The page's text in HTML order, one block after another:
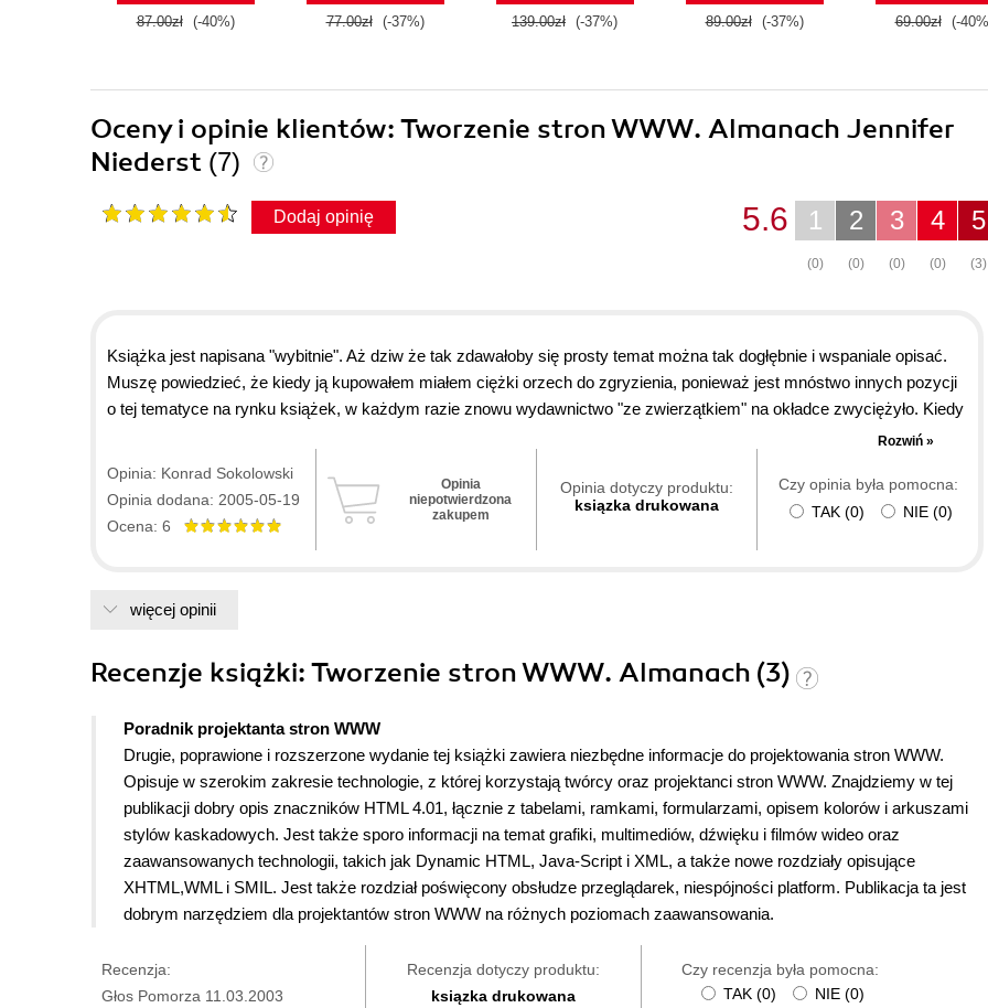
87.00zł (-40%) 77.00zł (-37%) 139.00zł (-37%) 89.00zł (-37%) 69.00zł (-
Oceny i opinie klientów: Tworzenie stron WWW. Almanach Jennifer
Niederst (7)
Dodaj opinię 5
(3)
4
(0)
3
(0)
2
(0)
1
(0)
5.6
Książka jest napisana "wybitnie". Aż dziw że tak zdawałoby się prosty temat można tak dogłębnie i wspaniale opisać.
Muszę powiedzieć, że kiedy ją kupowałem miałem ciężki orzech do zgryzienia, ponieważ jest mnóstwo innych pozycji
o tej tematyce na rynku książek, w każdym razie znowu wydawnictwo "ze zwierzątkiem" na okładce zwyciężyło. Kiedy
projektujesz strony możesz w każdej chwili po nią sięgnąć, otworzyć odpowiedni rozdział i dostaniesz odpowiedź na
polecam.
Rozwiń »
Opinia: Konrad Sokolowski
Opinia dodana: 2005-05-19
Ocena: 6
Opinia
niepotwierdzona
zakupem
Opinia dotyczy produktu:
ksiązka drukowana
Czy opinia była pomocna:
TAK (0) NIE (0)
więcej opinii
Recenzje książki: Tworzenie stron WWW. Almanach (3)
Poradnik projektanta stron WWW
Drugie, poprawione i rozszerzone wydanie tej książki zawiera niezbędne informacje do projektowania stron WWW.
Opisuje w szerokim zakresie technologie, z której korzystają twórcy oraz projektanci stron WWW. Znajdziemy w tej
publikacji dobry opis znaczników HTML 4.01, łącznie z tabelami, ramkami, formularzami, opisem kolorów i arkuszami
stylów kaskadowych. Jest także sporo informacji na temat grafiki, multimediów, dźwięku i filmów wideo oraz
zaawansowanych technologii, takich jak Dynamic HTML, Java-Script i XML, a także nowe rozdziały opisujące
XHTML,WML i SMIL. Jest także rozdział poświęcony obsłudze przeglądarek, niespójności platform. Publikacja ta jest
dobrym narzędziem dla projektantów stron WWW na różnych poziomach zaawansowania.
Recenzja:
Głos Pomorza 11.03.2003
Recenzja dotyczy produktu:
ksiązka drukowana
Czy recenzja była pomocna:
TAK (0) NIE (0)